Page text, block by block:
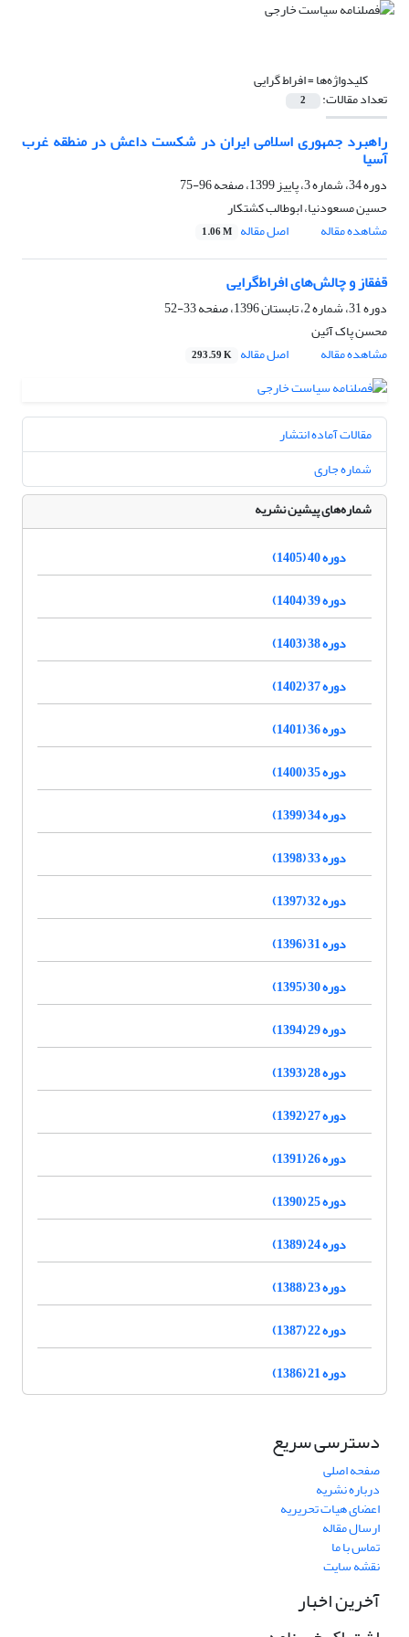
کلیدواژه‌ها =افراط گرایی
تعداد مقالات: 2
راهبرد جمهوری اسلامی ایران در شکست داعش در منطقه غرب
آسیا
دوره 34، شماره 3، پاییز 1399، صفحه
96-75
حسین مسعودنیا، ابوطالب کشتکار
مشاهده مقاله
اصل مقاله 1.06 M
قفقاز و چالش‌های افراط‌گرایی
دوره 31، شماره 2، تابستان 1396، صفحه
33-52
محسن پاک آئین
مشاهده مقاله
اصل مقاله 293.59 K
مقالات آماده انتشار
شماره جاری
شماره‌های پیشین نشریه
دوره 40 (1405)
دوره 39 (1404)
دوره 38 (1403)
دوره 37 (1402)
دوره 36 (1401)
دوره 35 (1400)
دوره 34 (1399)
دوره 33 (1398)
دوره 32 (1397)
دوره 31 (1396)
دوره 30 (1395)
دوره 29 (1394)
دوره 28 (1393)
دوره 27 (1392)
دوره 26 (1391)
دوره 25 (1390)
دوره 24 (1389)
دوره 23 (1388)
دوره 22 (1387)
دوره 21 (1386)
دسترسی سریع
صفحه اصلی
درباره نشریه
اعضای هیات تحریریه
ارسال مقاله
تماس با ما
نقشه سایت
آخرین اخبار